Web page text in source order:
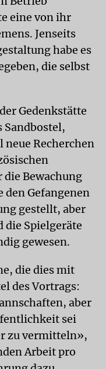
eine von ihr
Jenseits
habe es
die selbst
Gedenkstätte
Sandbostel,
Recherchen
die Bewachung
den Gefangenen
gestellt, aber
die Spielgeräte
gewesen.
die dies mit
des Vortrags:
aber
sei
zu vermitteln»,
Arbeit pro